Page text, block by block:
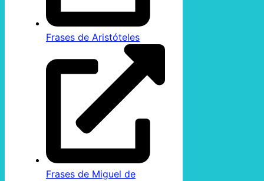
Frases de Aristóteles
Frases de Miguel de